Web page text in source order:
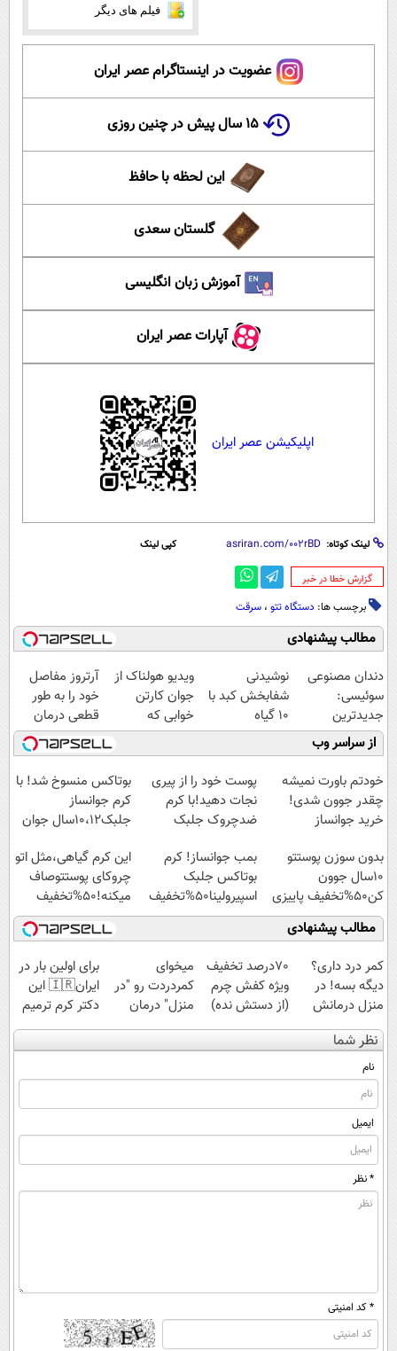
فیلم های دیگر
عضویت در اینستاگرام عصر ایران
۱۵ سال پیش در چنین روزی
این لحظه با حافظ
گلستان سعدی
آموزش زبان انگلیسی
آپارات عصر ایران
اپلیکیشن عصر ایران
لینک کوتاه: کپی لینک
‌گزارش خطا در خبر
برچسب ها: دستگاه تتو ، سرقت
مطالب پیشنهادی
دندان مصنوعی
سوئیسی:
جدیدترین
فناوری اروپا،
سبک و مقاوم |
پرداخت قسطی
نوشیدنی
شفابخش کبد با
10 گیاه
موثر(تخفیف تا
امشب)
ویدیو هولناک از
جوان کارتن
خوابی که
میلیاردر شد.
آموزش رایگان
آرتروز مفاصل
خود را به طور
قطعی درمان
کنید!
◗پرسش‌نامه◖
از سراسر وب
خودتم باورت نمیشه
چقدر جوون شدی!
خرید جوانساز
ویژه
پوست خود را از پیری
نجات دهید!با کرم
ضدچروک جلبک
بوتاکس منسوخ شد! با
کرم جوانساز
جلبک10،12سال جوان
بدون سوزن پوستتو
10سال جوون
کن50%تخفیف پاییزی
بمب جوانساز! کرم
بوتاکس جلبک
اسپیرولینا50%تخفیف
این کرم گیاهی،مثل اتو
چروکای پوستتوصاف
میکنه!50%تخفیف
مطالب پیشنهادی
کمر درد داری؟
دیگه بسه! در
منزل درمانش
کن
(◀پرسش‌نامه)
70درصد تخفیف
ویژه کفش چرم
(از دستش نده)
میخوای
کمردردت رو "در
منزل" درمان
کنی؟ (◂فیلم +
◂پرسش‌نامه)
برای اولین بار در
ایران🇮🇷 این
دکتر کرم ترمیم
کننده 23 روزه
ساخت!
نظر شما
نام
ایمیل
* نظر
* کد امنیتی